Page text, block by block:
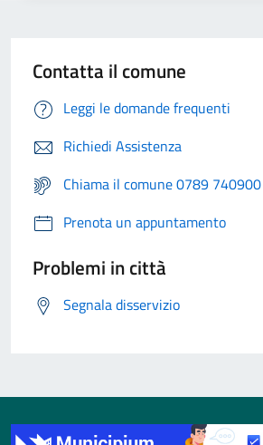
Contatta il comune
Leggi le domande frequenti
Richiedi Assistenza
Chiama il comune 0789 740900
Prenota un appuntamento
Problemi in città
Segnala disservizio